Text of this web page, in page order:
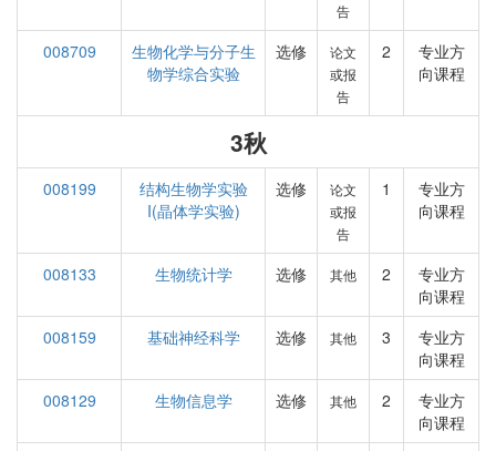
告
008709
生物化学与分子生
物学综合实验
选修
论文
或报
告
2
专业方
向课程
3秋
008199
结构生物学实验
I(晶体学实验)
选修
论文
或报
告
1
专业方
向课程
008133 生物统计学 选修 其他 2
专业方
向课程
008159
基础神经科学 选修 其他 3
专业方
向课程
008129
生物信息学 选修 其他 2
专业方
向课程